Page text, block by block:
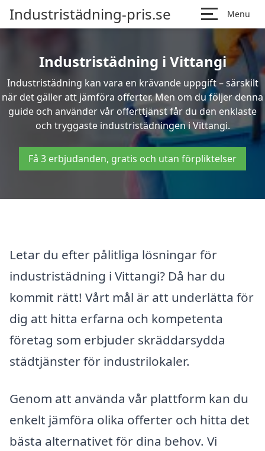
Industristädning-pris.se Menu
Industristädning i Vittangi
Industristädning kan vara en krävande uppgift – särskilt
när det gäller att jämföra offerter. Men om du följer denna
guide och använder vår offerttjänst får du den enklaste
och tryggaste industristädningen i Vittangi.
Få 3 erbjudanden, gratis och utan förpliktelser
Letar du efter pålitliga lösningar för
industristädning i Vittangi? Då har du
kommit rätt! Vårt mål är att underlätta för
dig att hitta erfarna och kompetenta
företag som erbjuder skräddarsydda
städtjänster för industrilokaler.
Genom att använda vår plattform kan du
enkelt jämföra olika offerter och hitta det
bästa alternativet för dina behov. Vi